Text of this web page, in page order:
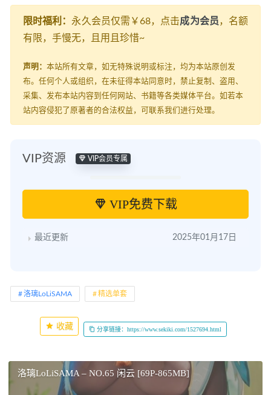
限时福利： 永久会员仅需￥68，点击成为会员，名额
有限，手慢无，且用且珍惜~
声明： 本站所有文章，如无特殊说明或标注，均为本站原创发
布。任何个人或组织，在未征得本站同意时，禁止复制、盗用、
采集、发布本站内容到任何网站、书籍等各类媒体平台。如若本
站内容侵犯了原著者的合法权益，可联系我们进行处理。
VIP资源 VIP会员专属
VIP免费下载
最近更新 2025年01月17日
洛璃LoLiSAMA 精选单套
收藏 分享链接：https://www.sekiki.com/1527694.html
洛璃LoLiSAMA – NO.65 闲云 [69P-865MB]